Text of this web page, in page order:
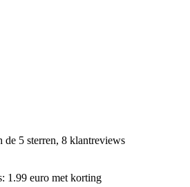
de 5 sterren, 8 klantreviews
1.99 euro met korting